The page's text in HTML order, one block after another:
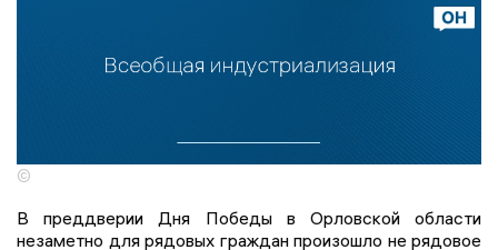
©
В преддверии Дня Победы в Орловской области
незаметно для рядовых граждан произошло не рядовое